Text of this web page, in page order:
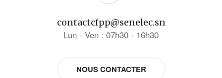
contactcfpp@senelec.sn
Lun - Ven : 07h30 - 16h30
NOUS CONTACTER